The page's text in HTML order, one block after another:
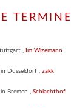
TERMINE
, Im Wizemann
in Düsseldorf , zakk
in Bremen , Schlachthof